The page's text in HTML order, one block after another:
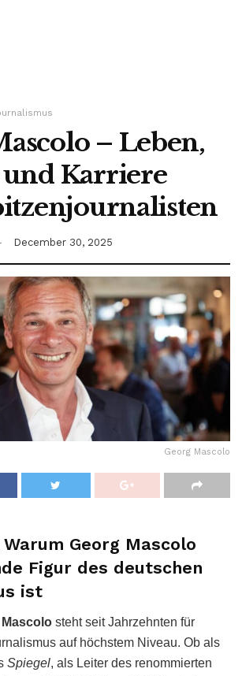
– Leben,
Karriere
December 30, 2025
Georg Mascolo
Georg Mascolo
Figur des deutschen
ist
steht seit Jahrzehnten für
auf höchstem Niveau. Ob als
Spiegel, als Leiter des renommierten